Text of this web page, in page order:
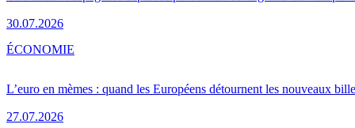
30.07.2026
L’euro en mèmes : quand les Européens détournent les nouveaux
27.07.2026
ÉCONOMIE